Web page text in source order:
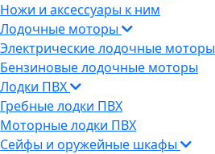
Ножи и аксессуары к ним
Лодочные моторы
Электрические лодочные моторы
Бензиновые лодочные моторы
Лодки ПВХ
Гребные лодки ПВХ
Моторные лодки ПВХ
Сейфы и оружейные шкафы